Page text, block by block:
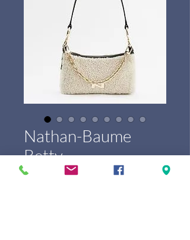
Nathan-Baume
Betty
€289.00 Price